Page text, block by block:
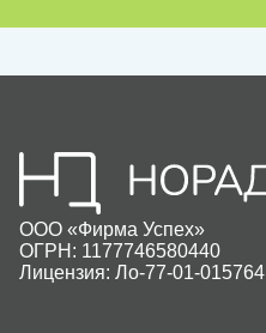
ООО «Фирма Успех»
ОГРН: 1177746580440
Лицензия: Ло-77-01-015764